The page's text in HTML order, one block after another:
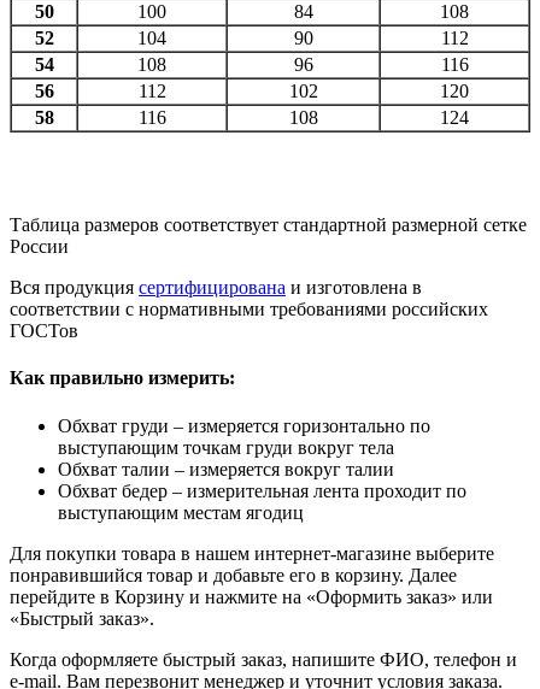
50
100 84
108
52
104 90
112
54
108 96
116
56
112 102
120
58
116 108 124
Таблица размеров соответствует стандартной размерной сетке
России
Вся продукция сертифицирована и изготовлена в
соответствии с нормативными требованиями российских
ГОСТов
Как правильно измерить:
Обхват груди – измеряется горизонтально по
выступающим точкам груди вокруг тела
Обхват талии – измеряется вокруг талии
Обхват бедер – измерительная лента проходит по
выступающим местам ягодиц
Для покупки товара в нашем интернет-магазине выберите
понравившийся товар и добавьте его в корзину. Далее
перейдите в Корзину и нажмите на «Оформить заказ» или
«Быстрый заказ».
Когда оформляете быстрый заказ, напишите ФИО, телефон и
e-mail. Вам перезвонит менеджер и уточнит условия заказа.